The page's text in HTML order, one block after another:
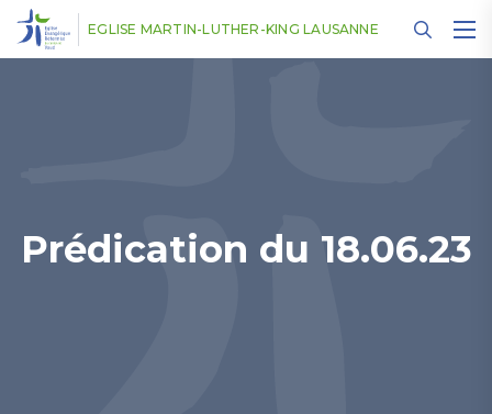
EGLISE MARTIN-LUTHER-KING LAUSANNE
Prédication du 18.06.23
Panneau de gestion des cookies